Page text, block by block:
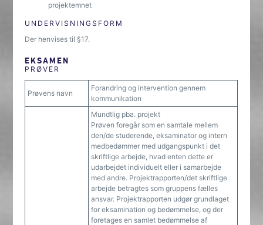
projektemnet
UNDERVISNINGSFORM
Der henvises til §17.
EKSAMEN
PRØVER
Prøvens navn
Forandring og intervention gennem
kommunikation
Mundtlig pba. projekt
Prøven foregår som en samtale mellem
den/de studerende, eksaminator og intern
medbedømmer med udgangspunkt i det
skriftlige arbejde, hvad enten dette er
udarbejdet individuelt eller i samarbejde
med andre. Projektrapporten/det skriftlige
arbejde betragtes som gruppens fælles
ansvar. Projektrapporten udgør grundlaget
for eksamination og bedømmelse, og der
foretages en samlet bedømmelse af